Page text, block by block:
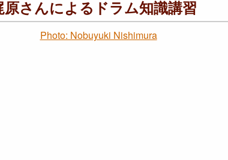
原さんによるドラム知識講習